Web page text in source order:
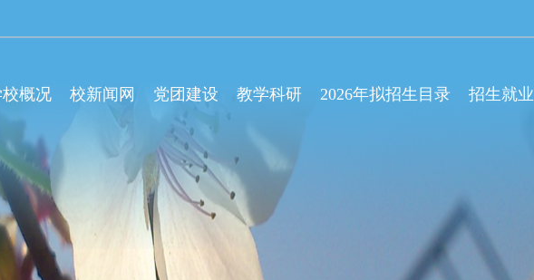
概况 校新闻网 党团建设 教学科研 2026年拟招生目录 招生就业